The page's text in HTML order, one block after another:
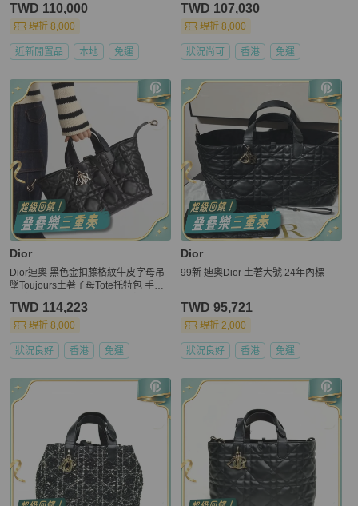
TWD 110,000
現折 8,000
近新閒置品 本地 免運
TWD 107,030
現折 8,000
狀況尚可 香港 免運
Dior
Dior迪奧 黑色金扣藤格紋牛皮字母吊
墜Toujours土著子母Tote托特包 手提
編碼 尺寸：28.5*17*21.5cm 可調節
手柄 系帶開合
TWD 114,223
現折 8,000
狀況良好 香港 免運
Dior
99新 迪奧Dior 土著大號 24年內標
TWD 95,721
現折 2,000
狀況良好 香港 免運